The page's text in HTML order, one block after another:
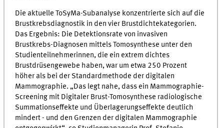
Die aktuelle ToSyMa-Subanalyse konzentrierte sich auf die
Brustkrebsdiagnostik in den vier Brustdichtekategorien.
Das Ergebnis: Die Detektionsrate von invasiven
Brustkrebs-Diagnosen mittels Tomosynthese unter den
Studienteilnehmerinnen, die ein extrem dichtes
Brustdrüsengewebe haben, war um etwa 250 Prozent
höher als bei der Standardmethode der digitalen
Mammographie. „Das legt nahe, dass ein Mammographie-
Screening mit Digitaler Brust-Tomosynthese radiologische
Summationseffekte und Überlagerungseffekte deutlich
mindert - und den Grenzen der digitalen Mammographie